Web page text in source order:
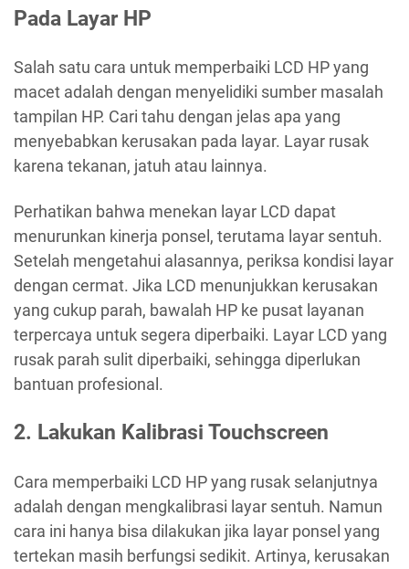
Pada Layar HP
Salah satu cara untuk memperbaiki LCD HP yang
macet adalah dengan menyelidiki sumber masalah
tampilan HP. Cari tahu dengan jelas apa yang
menyebabkan kerusakan pada layar. Layar rusak
karena tekanan, jatuh atau lainnya.
Perhatikan bahwa menekan layar LCD dapat
menurunkan kinerja ponsel, terutama layar sentuh.
Setelah mengetahui alasannya, periksa kondisi layar
dengan cermat. Jika LCD menunjukkan kerusakan
yang cukup parah, bawalah HP ke pusat layanan
terpercaya untuk segera diperbaiki. Layar LCD yang
rusak parah sulit diperbaiki, sehingga diperlukan
bantuan profesional.
2. Lakukan Kalibrasi Touchscreen
Cara memperbaiki LCD HP yang rusak selanjutnya
adalah dengan mengkalibrasi layar sentuh. Namun
cara ini hanya bisa dilakukan jika layar ponsel yang
tertekan masih berfungsi sedikit. Artinya, kerusakan